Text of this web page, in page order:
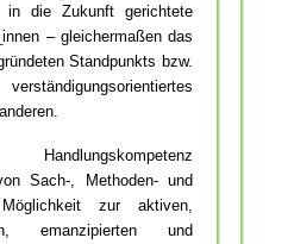
in die Zukunft gerichtete
– gleichermaßen das
Standpunkts bzw.
Handlungskompetenz
Sach-, Methoden- und
zur aktiven,
emanzipierten und